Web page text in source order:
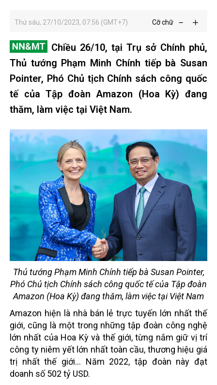
Thứ sáu, 27/10/2023, 07:56 (GMT+7) Cỡ chữ
Chiều 26/10, tại Trụ sở Chính phủ,
Thủ tướng Phạm Minh Chính tiếp bà Susan
Pointer, Phó Chủ tịch Chính sách công quốc
tế của Tập đoàn Amazon (Hoa Kỳ) đang
thăm, làm việc tại Việt Nam.
Thủ tướng Phạm Minh Chính tiếp bà Susan Pointer,
Phó Chủ tịch Chính sách công quốc tế của Tập đoàn
Amazon (Hoa Kỳ) đang thăm, làm việc tại Việt Nam
Amazon hiện là nhà bán lẻ trực tuyến lớn nhất thế
giới, cũng là một trong những tập đoàn công nghệ
lớn nhất của Hoa Kỳ và thế giới, từng nắm giữ vị trí
công ty niêm yết lớn nhất toàn cầu, thương hiệu giá
trị nhất thế giới… Năm 2022, tập đoàn này đạt
doanh số 502 tỷ USD.